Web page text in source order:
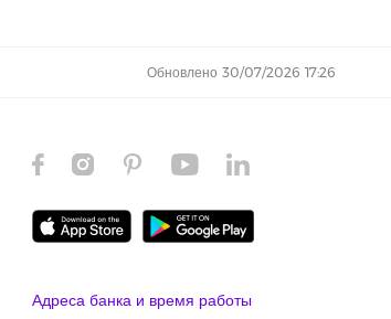
Обновлено 30/07/2026 17:26
Адреса банка и время работы